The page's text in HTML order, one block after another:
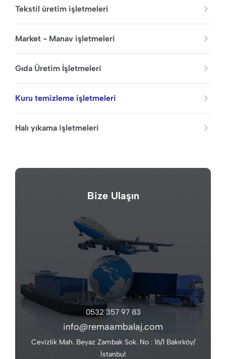
Tekstil üretim işletmeleri
Market - Manav işletmeleri
Gıda Üretim İşletmeleri
Kuru temizleme işletmeleri
Halı yıkama işletmeleri
Bize Ulaşın
0532 357 97 83
info@remaambalaj.com
Cevizlik Mah. Beyaz Zambak Sok. No : 16/1 Bakırköy/
İstanbul